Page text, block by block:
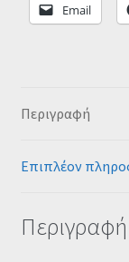
Email
Περιγραφή
Επιπλέον
Περιγραφή